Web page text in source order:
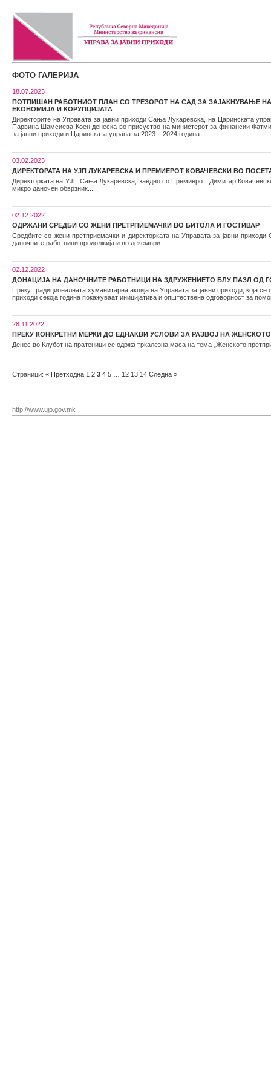
ФОТО ГАЛЕРИЈА
18.07.2023
ПОТПИШАН РАБОТНИОТ ПЛАН СО ТРЕЗОРОТ НА САД ЗА ЗАЈАКНУВАЊЕ
ЕКОНОМИЈА И КОРУПЦИЈАТА
Директорите на Управата за јавни приходи Сања Лукаревска, на Царинската
Парвина Шамсиева Коен денеска во присуство на министерот за финансии
за јавни приходи и Царинската управа за 2023 – 2024 година...
03.02.2023
ДИРЕКТОРАТА НА УЈП ЛУКАРЕВСКА И ПРЕМИЕРОТ КОВАЧЕВСКИ ВО
Директорката на УЈП Сања Лукаревска, заедно со Премиерот, Димитар
микро даночен обврзник...
02.12.2022
ОДРЖАНИ СРЕДБИ СО ЖЕНИ ПРЕТРПИЕМАЧКИ ВО БИТОЛА И ГОСТИВАР
Средбите со жени претприемачки и директорката на Управата за јавни
даночните работници продолжија и во декември...
02.12.2022
ДОНАЦИЈА НА ДАНОЧНИТЕ РАБОТНИЦИ НА ЗДРУЖЕНИЕТО БЛУ ПАЗЛ ОД
Преку традиционалната хуманитарна акција на Управата за јавни приходи, која
приходи секоја година покажуваат иницијатива и општествена одговорност за
28.11.2022
ПРЕКУ КОНКРЕТНИ МЕРКИ ДО ЕДНАКВИ УСЛОВИ ЗА РАЗВОЈ НА
Денес во Клубот на пратеници се одржа тркалезна маса на тема „Женското
Страници: « Претходна 1 2 3 4 5 12 13 14 Следна »
http://www.ujp.gov.mk